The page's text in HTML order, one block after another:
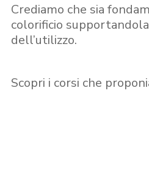
Crediamo che sia
colorificio
dell’utilizzo.
Scopri i corsi che